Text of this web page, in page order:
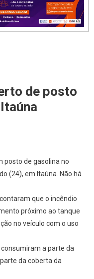
de posto
posto de gasolina no
(24), em Itaúna. Não há
que o incêndio
próximo ao tanque
no veículo com o uso
a parte da
da coberta da